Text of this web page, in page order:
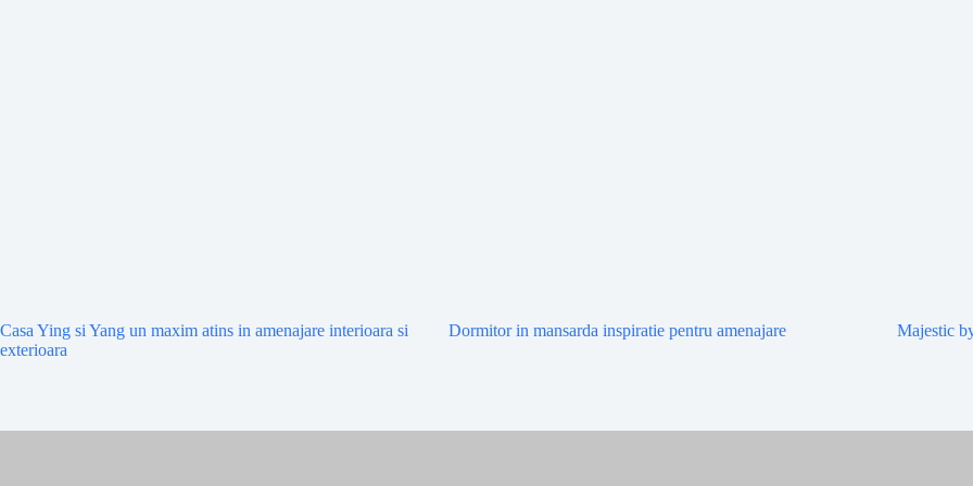
Casa Ying si Yang un maxim atins in amenajare interioara si
exterioara
Dormitor in mansarda inspiratie pentru amenajare Majestic